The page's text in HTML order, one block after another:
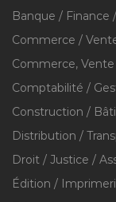
Banque / Finance
Commerce /
Commerce,
Comptabilité /
Construction /
Distribution /
Droit / Justice /
Édition /